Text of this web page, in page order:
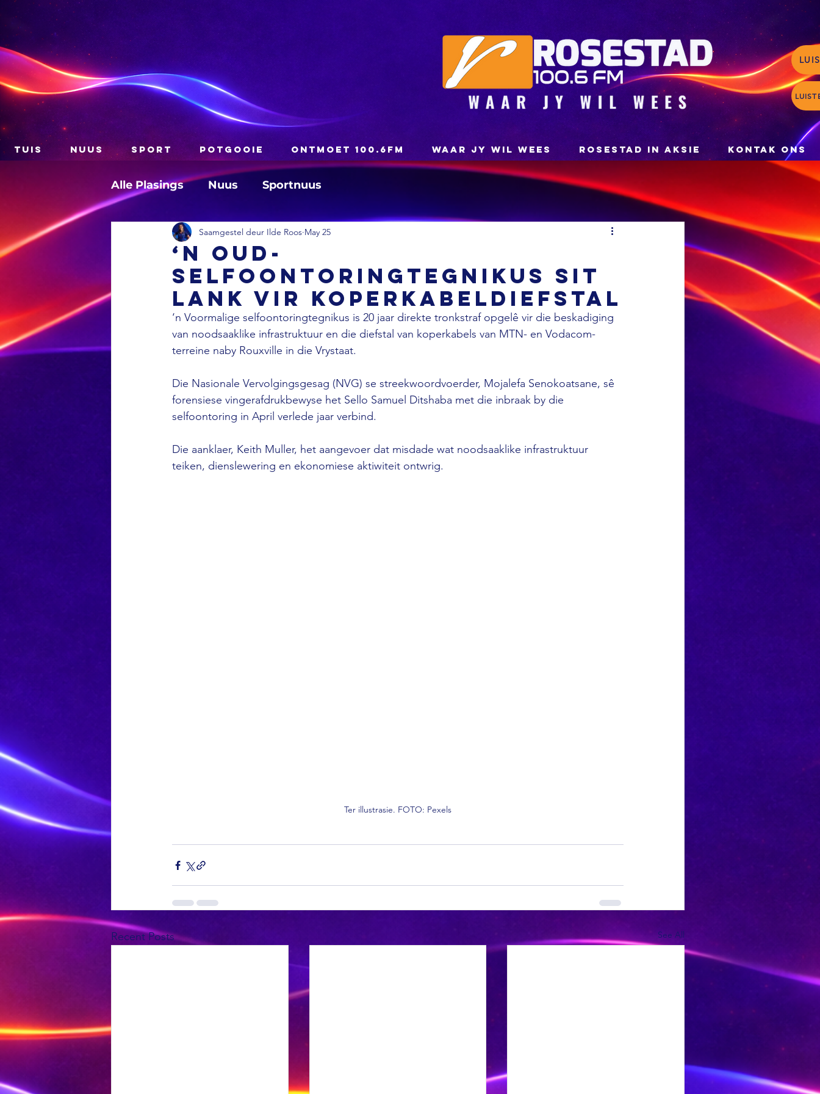
TUIS NUUS SPORT POTGOOIE ONTMOET 100.6FM WAAR JY WIL WEES ROSESTAD IN AKSIE KONTAK ONS
Alle Plasings Nuus Sportnuus
‘n Oud-
selfoontoringtegnikus sit
lank vir koperkabeldiefstal
Saamgestel deur Ilde Roos May 25
‘n Voormalige selfoontoringtegnikus is 20 jaar direkte tronkstraf opgelê vir die beskadiging
van noodsaaklike infrastruktuur en die diefstal van koperkabels van MTN- en Vodacom-
terreine naby Rouxville in die Vrystaat.
Die Nasionale Vervolgingsgesag (NVG) se streekwoordvoerder, Mojalefa Senokoatsane, sê
forensiese vingerafdrukbewyse het Sello Samuel Ditshaba met die inbraak by die
selfoontoring in April verlede jaar verbind.
Die aanklaer, Keith Muller, het aangevoer dat misdade wat noodsaaklike infrastruktuur
teiken, dienslewering en ekonomiese aktiwiteit ontwrig.
Ter illustrasie. FOTO: Pexels
Recent Posts See All